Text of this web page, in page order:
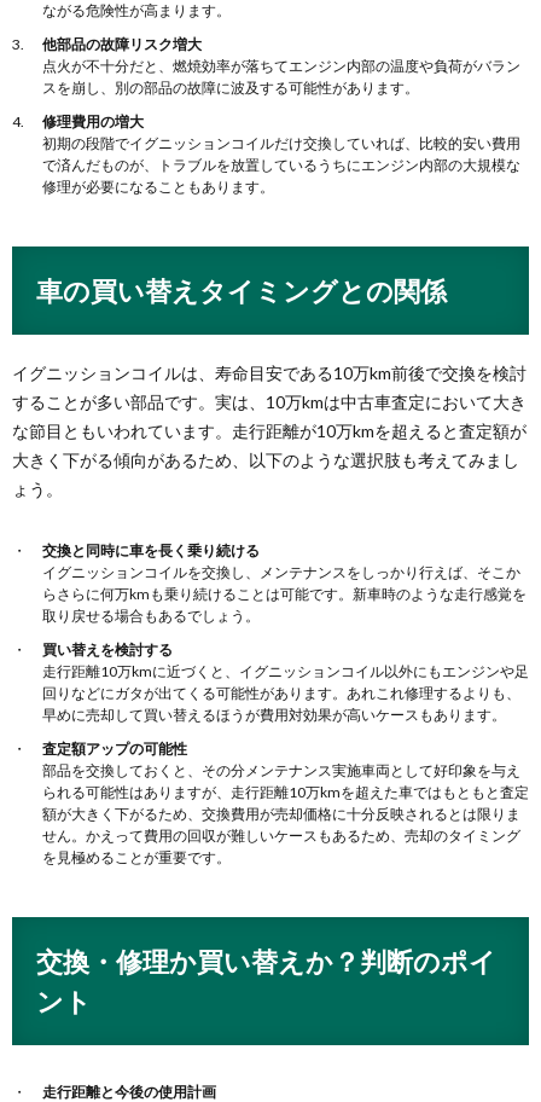
ながる危険性が高まります。
他部品の故障リスク増大
点火が不十分だと、燃焼効率が落ちてエンジン内部の温度や負荷がバラン
スを崩し、別の部品の故障に波及する可能性があります。
修理費用の増大
初期の段階でイグニッションコイルだけ交換していれば、比較的安い費用
で済んだものが、トラブルを放置しているうちにエンジン内部の大規模な
修理が必要になることもあります。
車の買い替えタイミングとの関係
イグニッションコイルは、寿命目安である10万km前後で交換を検討
することが多い部品です。実は、10万kmは中古車査定において大き
な節目ともいわれています。走行距離が10万kmを超えると査定額が
大きく下がる傾向があるため、以下のような選択肢も考えてみまし
ょう。
交換と同時に車を長く乗り続ける
イグニッションコイルを交換し、メンテナンスをしっかり行えば、そこか
らさらに何万kmも乗り続けることは可能です。新車時のような走行感覚を
取り戻せる場合もあるでしょう。
買い替えを検討する
走行距離10万kmに近づくと、イグニッションコイル以外にもエンジンや足
回りなどにガタが出てくる可能性があります。あれこれ修理するよりも、
早めに売却して買い替えるほうが費用対効果が高いケースもあります。
査定額アップの可能性
部品を交換しておくと、その分メンテナンス実施車両として好印象を与え
られる可能性はありますが、走行距離10万kmを超えた車ではもともと査定
額が大きく下がるため、交換費用が売却価格に十分反映されるとは限りま
せん。かえって費用の回収が難しいケースもあるため、売却のタイミング
を見極めることが重要です。
交換・修理か買い替えか？判断のポイ
ント
走行距離と今後の使用計画